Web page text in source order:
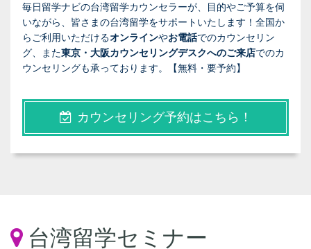
毎日留学ナビの台湾留学カウンセラーが、目的やご予算を伺
いながら、皆さまの台湾留学をサポートいたします！全国か
らご利用いただけるオンラインやお電話でのカウンセリン
グ、また東京・大阪カウンセリングデスクへのご来店でのカ
ウンセリングも承っております。【無料・要予約】
カウンセリング予約はこちら！
台湾留学セミナー